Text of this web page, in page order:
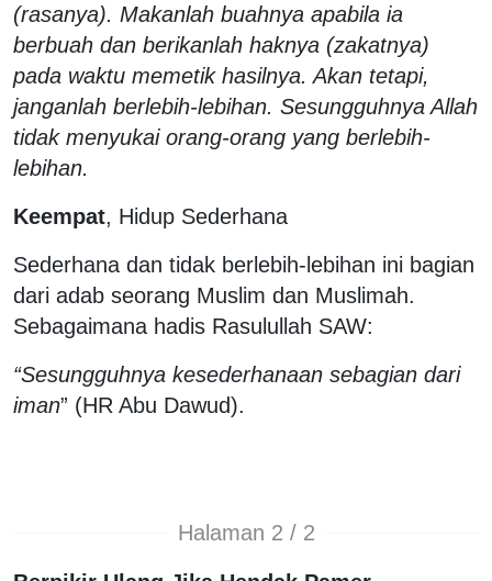
(rasanya). Makanlah buahnya apabila ia
berbuah dan berikanlah haknya (zakatnya)
pada waktu memetik hasilnya. Akan tetapi,
janganlah berlebih-lebihan. Sesungguhnya Allah
tidak menyukai orang-orang yang berlebih-
lebihan.
Keempat, Hidup Sederhana
Sederhana dan tidak berlebih-lebihan ini bagian
dari adab seorang Muslim dan Muslimah.
Sebagaimana hadis Rasulullah SAW:
“Sesungguhnya kesederhanaan sebagian dari
iman” (HR Abu Dawud).
Halaman 2 / 2